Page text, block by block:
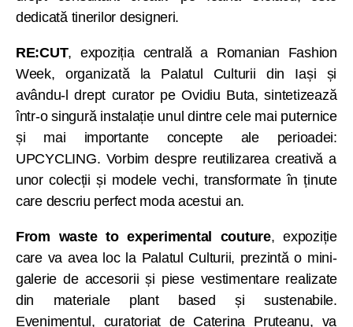
dedicată tinerilor designeri.
RE:CUT, expoziția centrală a Romanian Fashion
Week, organizată la Palatul Culturii din Iași și
avându-l drept curator pe Ovidiu Buta, sintetizează
într-o singură instalație unul dintre cele mai puternice
și mai importante concepte ale perioadei:
UPCYCLING. Vorbim despre reutilizarea creativă a
unor colecții și modele vechi, transformate în ținute
care descriu perfect moda acestui an.
From waste to experimental couture, expoziție
care va avea loc la Palatul Culturii, prezintă o mini-
galerie de accesorii și piese vestimentare realizate
din materiale plant based și sustenabile.
Evenimentul, curatoriat de Caterina Pruteanu, va